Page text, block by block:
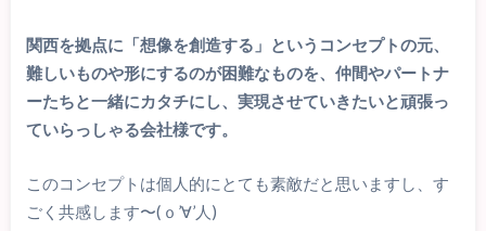
関西を拠点に「想像を創造する」というコンセプトの元、
難しいものや形にするのが困難なものを、仲間やパートナ
ーたちと一緒にカタチにし、実現させていきたいと頑張っ
ていらっしゃる会社様です。
このコンセプトは個人的にとても素敵だと思いますし、す
ごく共感します〜(ｏ’∀’人)